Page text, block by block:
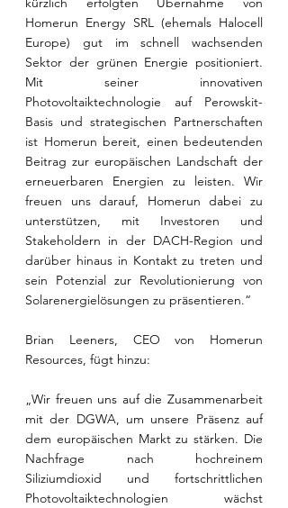
Homerun Energy SRL (ehemals Halocell
Europe) gut im schnell wachsenden
Sektor der grünen Energie positioniert.
Mit seiner innovativen
Photovoltaiktechnologie auf Perowskit-
Basis und strategischen Partnerschaften
ist Homerun bereit, einen bedeutenden
Beitrag zur europäischen Landschaft der
erneuerbaren Energien zu leisten. Wir
freuen uns darauf, Homerun dabei zu
unterstützen, mit Investoren und
Stakeholdern in der DACH-Region und
darüber hinaus in Kontakt zu treten und
sein Potenzial zur Revolutionierung von
Solarenergielösungen zu präsentieren.“
Brian Leeners, CEO von Homerun
Resources, fügt hinzu:
„Wir freuen uns auf die Zusammenarbeit
mit der DGWA, um unsere Präsenz auf
dem europäischen Markt zu stärken. Die
Nachfrage nach hochreinem
Siliziumdioxid und fortschrittlichen
Photovoltaiktechnologien wächst